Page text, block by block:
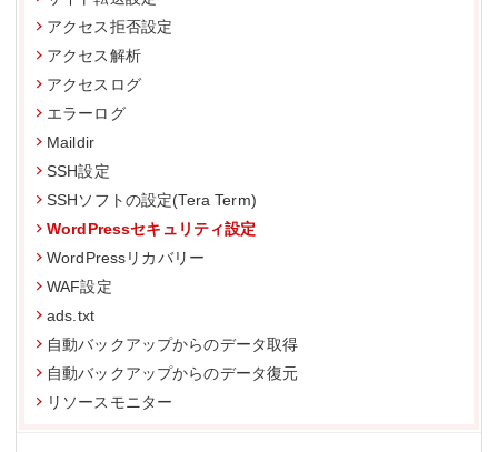
アクセス拒否設定
アクセス解析
アクセスログ
エラーログ
Maildir
SSH設定
SSHソフトの設定(Tera Term)
WordPressセキュリティ設定
WordPressリカバリー
WAF設定
ads.txt
自動バックアップからのデータ取得
自動バックアップからのデータ復元
リソースモニター